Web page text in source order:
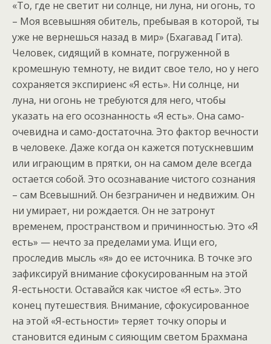
«То, где не светит ни солнце, ни луна, ни огонь, то
– Моя всевышняя обитель, пребывая в которой, ты
уже не вернешься назад в мир» (Бхагавад Гита).
Человек, сидящий в комнате, погруженной в
кромешную темноту, не видит свое тело, но у него
сохраняется экспириенс «Я есть». Ни солнце, ни
луна, ни огонь не требуются для него, чтобы
указать на его осознанность «Я есть». Она само-
очевидна и само-достаточна. Это фактор вечности
в человеке. Даже когда он кажется потускневшим
или играющим в прятки, он на самом деле всегда
остается собой. Это осознавание чистого сознания
– сам Всевышний. Он безграничен и недвижим. Он
ни умирает, ни рождается. Он не затронут
временем, пространством и причинностью. Это «Я
есть» — нечто за пределами ума. Ищи его,
проследив мысль «я» до ее источника. В точке эго
зафиксируй внимание сфокусированным на этой
Я-естьности. Оставайся как чистое «Я есть». Это
конец путешествия. Внимание, сфокусированное
на этой «Я-естьности» теряет точку опоры и
становится единым с сияющим светом Брахмана